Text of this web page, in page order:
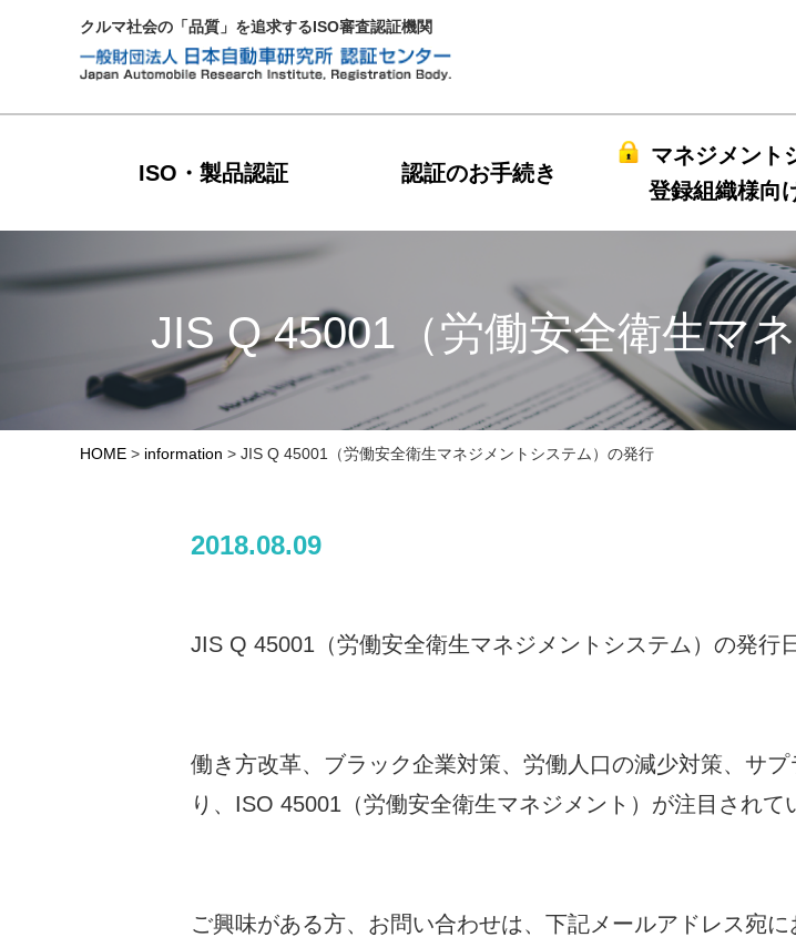
クルマ社会の「品質」を追求するISO審査認証機関
ISO・製品認証 認証のお手続き
マネジメント
登録組織様向
JIS Q 45001（労働安全衛生マ
HOME > information > JIS Q 45001（労働安全衛生マネジメントシステム）の発行
2018.08.09
JIS Q 45001（労働安全衛生マネジメントシステム）の発行
働き方改革、ブラック企業対策、労働人口の減少対策、サ
り、ISO 45001（労働安全衛生マネジメント）が注目されて
ご興味がある方、お問い合わせは、下記メールアドレス宛に